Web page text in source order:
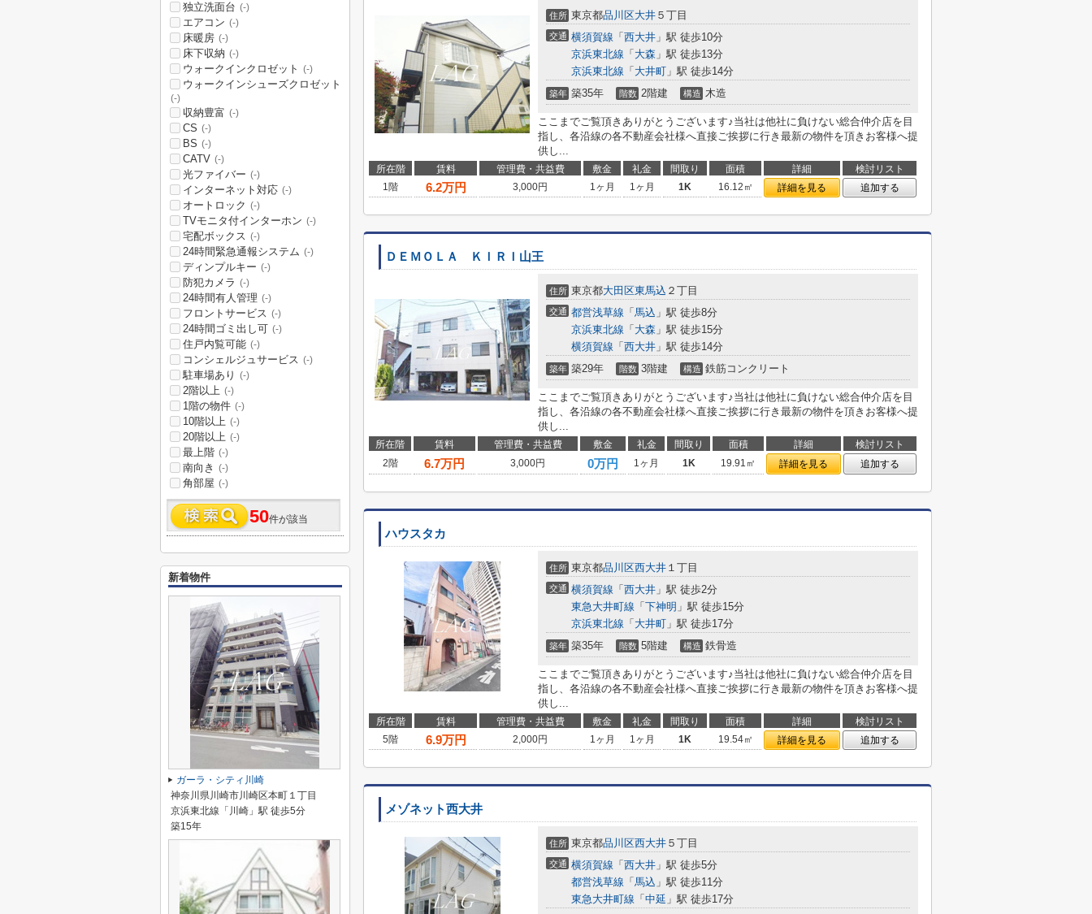
住所 東京都品川区大井 ５丁目
交通 横須賀線 「 西大井 」駅 徒歩10分
京浜東北線 「 大森 」駅 徒歩13分
京浜東北線 「 大井町 」駅 徒歩14分
築年 築35年 階数 2階建 構造 木造
ここまでご覧頂きありがとうございます♪当社は他社に負けない総合仲介店を目
指し、各沿線の各不動産会社様へ直接ご挨拶に行き最新の物件を頂きお客様へ提
供し...
所在階 賃料 管理費・共益費 敷金 礼金 間取り 面積 詳細
検討リスト
1階
6.2万円 3,000円 1ヶ月 1ヶ月 1K 16.12㎡ 詳細を見る 追加する
ＤＥＭＯＬＡ ＫＩＲＩ山王
住所 東京都大田区東馬込 ２丁目
交通 都営浅草線 「 馬込 」駅 徒歩8分
京浜東北線 「 大森 」駅 徒歩15分
横須賀線 「 西大井 」駅 徒歩14分
築年 築29年 階数 3階建 構造 鉄筋コンクリート
ここまでご覧頂きありがとうございます♪当社は他社に負けない総合仲介店を目
指し、各沿線の各不動産会社様へ直接ご挨拶に行き最新の物件を頂きお客様へ提
供し...
所在階 賃料 管理費・共益費 敷金 礼金 間取り 面積 詳細
検討リスト
2階
6.7万円 3,000円 0万円 1ヶ月 1K 19.91㎡ 詳細を見る 追加する
ハウスタカ
住所 東京都品川区西大井 １丁目
交通 横須賀線 「 西大井 」駅 徒歩2分
東急大井町線 「 下神明 」駅 徒歩15分
京浜東北線 「 大井町 」駅 徒歩17分
築年 築35年 階数 5階建 構造 鉄骨造
ここまでご覧頂きありがとうございます♪当社は他社に負けない総合仲介店を目
指し、各沿線の各不動産会社様へ直接ご挨拶に行き最新の物件を頂きお客様へ提
供し...
所在階 賃料 管理費・共益費 敷金 礼金 間取り 面積 詳細
検討リスト
5階
6.9万円 2,000円 1ヶ月 1ヶ月 1K 19.54㎡ 詳細を見る 追加する
メゾネット西大井
住所 東京都品川区西大井 ５丁目
交通 横須賀線 「 西大井 」駅 徒歩5分
都営浅草線 「 馬込 」駅 徒歩11分
東急大井町線 「 中延 」駅 徒歩17分
独立洗面台 (-)
エアコン (-)
床暖房 (-)
床下収納 (-)
ウォークインクロゼット (-)
ウォークインシューズクロゼット
(-)
収納豊富 (-)
CS (-)
BS (-)
CATV (-)
光ファイバー (-)
インターネット対応 (-)
オートロック (-)
TVモニタ付インターホン (-)
宅配ボックス (-)
24時間緊急通報システム (-)
ディンプルキー (-)
防犯カメラ (-)
24時間有人管理 (-)
フロントサービス (-)
24時間ゴミ出し可 (-)
住戸内覧可能 (-)
コンシェルジュサービス (-)
駐車場あり (-)
2階以上 (-)
1階の物件 (-)
10階以上 (-)
20階以上 (-)
最上階 (-)
南向き (-)
角部屋 (-)
50件が該当
新着物件
ガーラ・シティ川崎
神奈川県川崎市川崎区本町１丁目
京浜東北線「川崎」駅 徒歩5分
築15年